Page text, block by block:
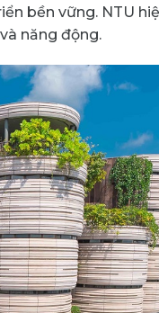
bền vững. NTU
năng động.